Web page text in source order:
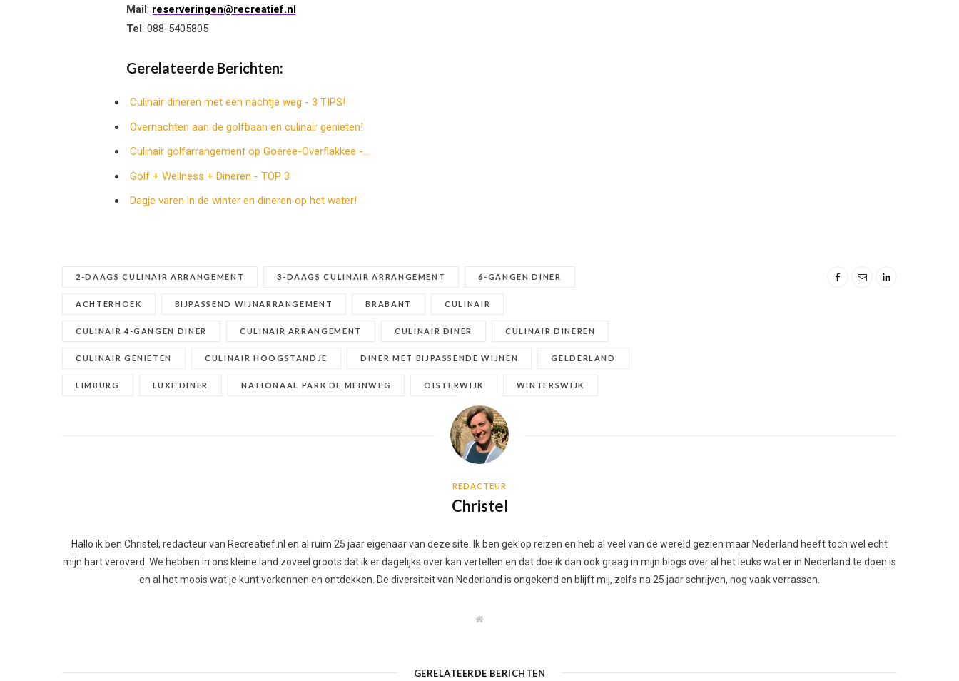
Mail : reserveringen@recreatief.nl
Tel : 088-5405805
Gerelateerde Berichten:
Culinair dineren met een nachtje weg - 3 TIPS!
Overnachten aan de golfbaan en culinair genieten!
Culinair golfarrangement op Goeree-Overflakkee -…
Golf + Wellness + Dineren - TOP 3
Dagje varen in de winter en dineren op het water!
2-DAAGS CULINAIR ARRANGEMENT 3-DAAGS CULINAIR ARRANGEMENT 6-GANGEN DINER
ACHTERHOEK BIJPASSEND WIJNARRANGEMENT BRABANT CULINAIR
CULINAIR 4-GANGEN DINER CULINAIR ARRANGEMENT CULINAIR DINER CULINAIR DINEREN
CULINAIR GENIETEN CULINAIR HOOGSTANDJE DINER MET BIJPASSENDE WIJNEN GELDERLAND
LIMBURG LUXE DINER NATIONAAL PARK DE MEINWEG OISTERWIJK WINTERSWIJK
REDACTEUR
Christel
Hallo ik ben Christel, redacteur van Recreatief.nl en al ruim 25 jaar eigenaar van deze site. Ik ben gek op reizen en heb al veel van de wereld gezien maar Nederland heeft toch wel echt
mijn hart veroverd. We hebben in ons kleine land zoveel groots dat ik er dagelijks over kan vertellen en dat doe ik dan ook graag in mijn blogs over al het leuks wat er in Nederland te doen is
en al het moois wat je kunt verkennen en ontdekken. De diversiteit van Nederland is ongekend en blijft mij, zelfs na 25 jaar schrijven, nog vaak verrassen.
W
e
GERELATEERDE BERICHTEN